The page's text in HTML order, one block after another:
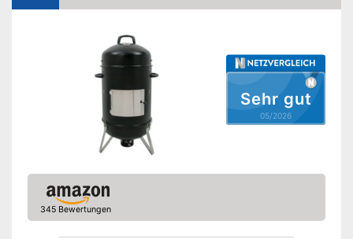
Fischkörbe inklusive
Verfügt über eine
Ein Rost ist inklusive
Amazon Lieferzeit
siehe Anbieter
Sehr gut
05/2026
345 Bewertungen